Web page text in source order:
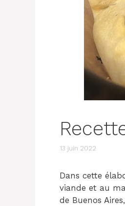
13 juin 2022
Dans cette
viande et au
de Buenos